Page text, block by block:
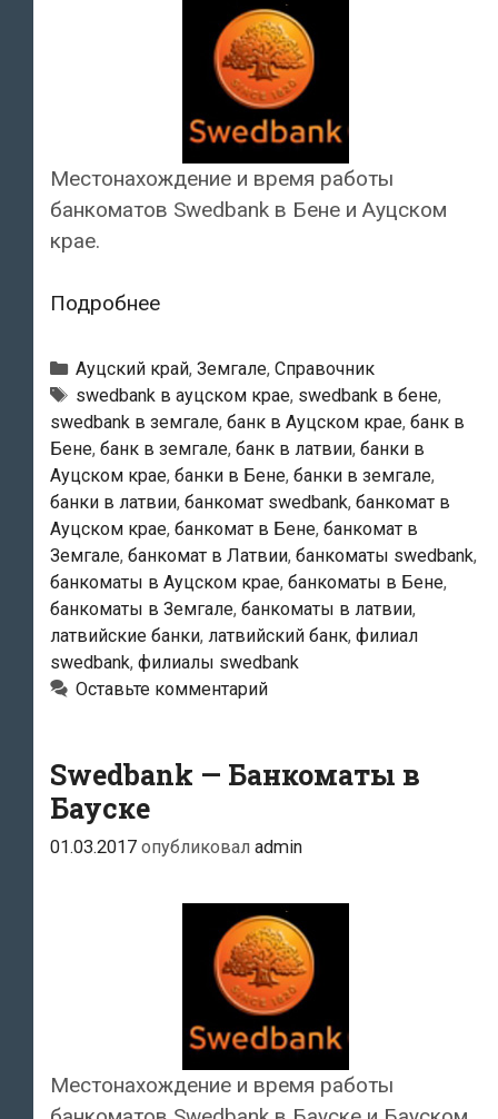
Местонахождение и время работы
банкоматов Swedbank в Бене и Ауцском
крае.
ПодробнееSwedbank
Банкоматы
в
Бене
Рубрики
Ауцский край, Земгале, Справочник
Тэги
swedbank в ауцском крае, swedbank в бене,
swedbank в земгале, банк в Ауцском крае, банк в
Бене, банк в земгале, банк в латвии, банки в
Ауцском крае, банки в Бене, банки в земгале,
банки в латвии, банкомат swedbank, банкомат в
Ауцском крае, банкомат в Бене, банкомат в
Земгале, банкомат в Латвии, банкоматы swedbank,
банкоматы в Ауцском крае, банкоматы в Бене,
банкоматы в Земгале, банкоматы в латвии,
латвийские банки, латвийский банк, филиал
swedbank, филиалы swedbank
Оставьте комментарий
Swedbank — Банкоматы в
Бауске
01.03.2017 опубликовал admin
Местонахождение и время работы